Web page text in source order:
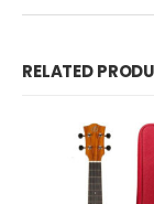
RELATED